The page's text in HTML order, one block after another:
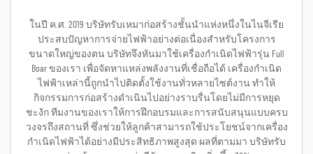
ในปี ค.ศ. 2019 บริษัทรับเหมาก่อสร้างชั้นนำแห่งหนึ่งในไนจีเรีย
ประสบปัญหาการจ่ายไฟฟ้าอย่างต่อเนื่องสำหรับโครงการ
ขนาดใหญ่ของตน บริษัทจึงหันมาใช้เครื่องกำเนิดไฟฟ้ารุ่น Full
Boar ของเรา เพื่อจัดหาแหล่งพลังงานที่เชื่อถือได้ เครื่องกำเนิด
ไฟฟ้าเหล่านี้ถูกนำไปติดตั้งใช้งานทั่วหลายไซต์งาน ทำให้
กิจกรรมการก่อสร้างดำเนินไปอย่างราบรื่นโดยไม่มีการหยุด
ชะงัก ทีมงานของเราให้การฝึกอบรมและการสนับสนุนแบบครบ
วงจรถึงสถานที่ ซึ่งช่วยให้ลูกค้าสามารถใช้ประโยชน์จากเครื่อง
กำเนิดไฟฟ้าได้อย่างมีประสิทธิภาพสูงสุด ผลที่ตามมา บริษัทรับ